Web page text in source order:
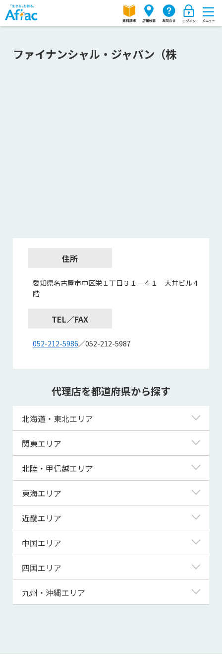
ファイナンシャル・ジャパン（株
住所
愛知県名古屋市中区栄１丁目３１－４１ 大井ビル４
階
TEL／FAX
052-212-5986／052-212-5987
代理店を都道府県から探す
北海道・東北エリア
北海道
青森県
宮城県
秋田県
山形県
関東エリア
東京都
神奈川県
埼玉県
千葉県
茨城県
群馬県
北陸・甲信越エリア
新潟県
富山県
福井県
山梨県
長野県
東海エリア
岐阜県
静岡県
三重県
近畿エリア
滋賀県
京都府
大阪府
兵庫県
和歌山県
中国エリア
鳥取県
島根県
山口県
四国エリア
徳島県
高知県
九州・沖縄エリア